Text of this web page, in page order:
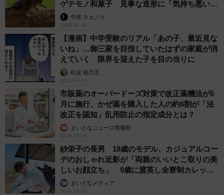
ゲテモノ和菓子 見事な造形に「気持ち悪いく
らいリアル」
中将 タカノリ
2026.08.05
【漫画】中学受験のリアル「あの子、最近見な
いね」…御三家を目指していたはずの家庭が消
えていく 限界を迎えた子を目の当りに
松波 穂乃圭
2026.08.05
市販薬のオーバードーズ対策で改正薬機法が5
月に施行、かぜ薬を購入した人の約6割が「法
改正を認知」乱用防止の指定成分とは？
まいどなニュース情報部
2026.08.05
紗栄子の長男 18歳のモデル、カジュアルコー
デのおしゃれ近影が「両親のいいとこ取りの美
しいお顔立ち」 9歳に渡英し全寮制カレッジ
で学ぶまいどなメディア
2026.08.05